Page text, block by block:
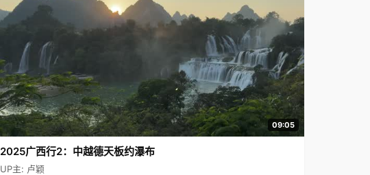
09:05
2025广西行2：中越德天板约瀑布
UP主: 卢颖